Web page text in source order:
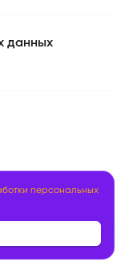
персональных
данных